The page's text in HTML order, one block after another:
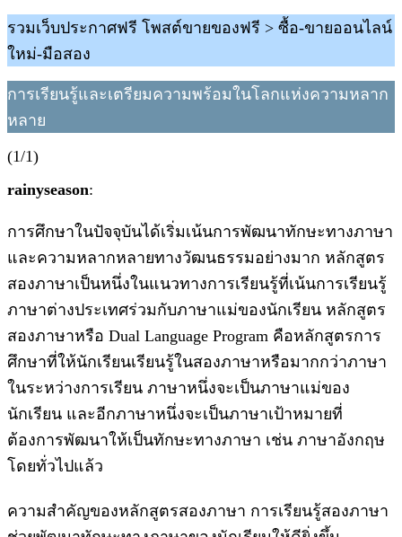
รวมเว็บประกาศฟรี โพสต์ขายของฟรี > ซื้อ-ขายออนไลน์
ใหม่-มือสอง
การเรียนรู้และเตรียมความพร้อมในโลกแห่งความหลาก
หลาย
(1/1)
rainyseason:
การศึกษาในปัจจุบันได้เริ่มเน้นการพัฒนาทักษะทางภาษา
และความหลากหลายทางวัฒนธรรมอย่างมาก หลักสูตร
สองภาษาเป็นหนึ่งในแนวทางการเรียนรู้ที่เน้นการเรียนรู้
ภาษาต่างประเทศร่วมกับภาษาแม่ของนักเรียน หลักสูตร
สองภาษาหรือ Dual Language Program คือหลักสูตรการ
ศึกษาที่ให้นักเรียนเรียนรู้ในสองภาษาหรือมากกว่าภาษา
ในระหว่างการเรียน ภาษาหนึ่งจะเป็นภาษาแม่ของ
นักเรียน และอีกภาษาหนึ่งจะเป็นภาษาเป้าหมายที่
ต้องการพัฒนาให้เป็นทักษะทางภาษา เช่น ภาษาอังกฤษ
โดยทั่วไปแล้ว
ความสำคัญของหลักสูตรสองภาษา การเรียนรู้สองภาษา